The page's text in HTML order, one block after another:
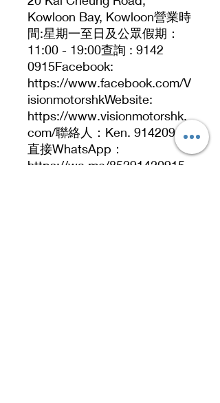
Kowloon Bay, Kowloon營業時
間:星期一至日及公眾假期：
11:00 - 19:00查詢 : 9142
0915Facebook:
https://www.facebook.com/V
isionmotorshkWebsite:
https://www.visionmotorshk.
com/聯絡人：Ken. 91420915
直接WhatsApp：
https://wa.me/85291420915